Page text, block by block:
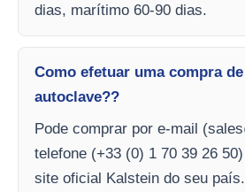
dias, marítimo 60-90 dias.
Como efetuar uma compra
autoclave??
Pode comprar por e-mail (
telefone (+33 (0) 1 70 39 26
site oficial Kalstein do seu país.